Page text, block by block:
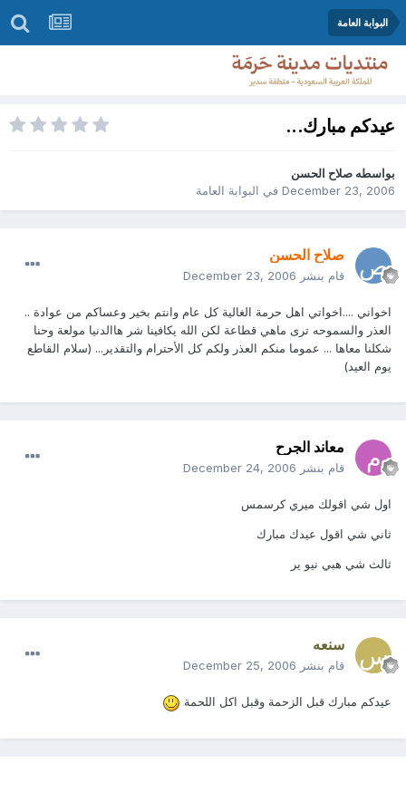
البوابة العامة
عيدكم مبارك...
بواسطه صلاح الحسن
December 23, 2006في البوابة العامة
صلاح الحسن
قام بنشر December 23, 2006
اخواني ....اخواتي اهل حرمة الغالية كل عام وانتم بخير وعساكم من عوادة ..
العذر والسموحه ترى ماهي قطاعة لكن الله يكافينا شر هاالدنيا مولعة وحنا
شكلنا معاها ... عموما منكم العذر ولكم كل الأحترام والتقدير... (سلام القاطع
يوم العيد)
معاند الجرح
قام بنشر December 24, 2006
اول شي اقولك ميري كرسمس
ثاني شي اقول عيدك مبارك
ثالث شي هبي نيو ير
سنعه
قام بنشر December 25, 2006
عيدكم مبارك قبل الزحمة وقبل اكل اللحمة